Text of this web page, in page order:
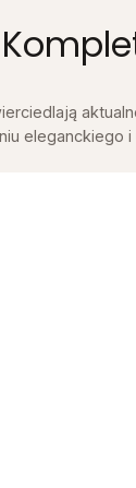
eleganckiego